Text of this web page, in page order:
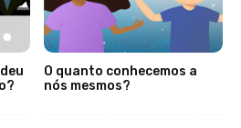
O quanto conhecemos a
nós mesmos?